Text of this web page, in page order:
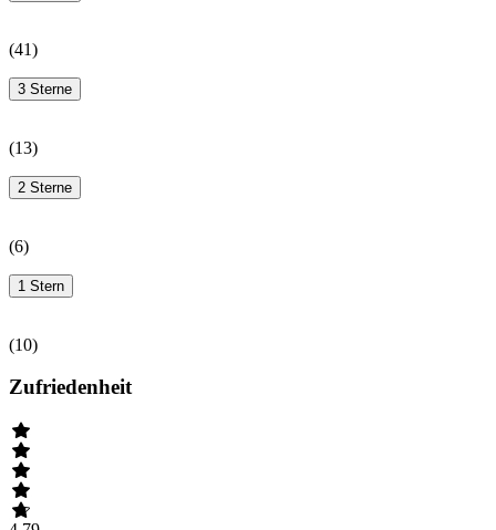
(41)
3 Sterne
(13)
2 Sterne
(6)
1 Stern
(10)
Zufriedenheit